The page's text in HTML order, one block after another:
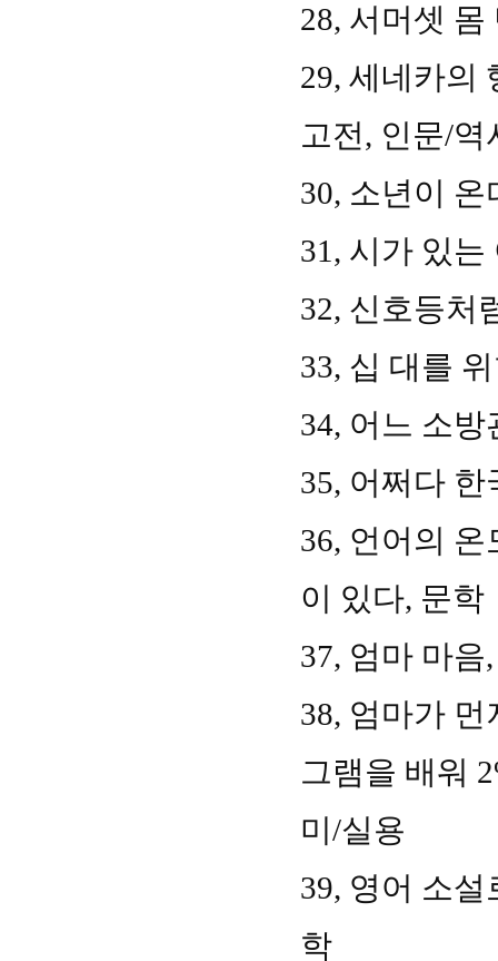
28, 서머셋 몸
29, 세네카의
고전, 인문/역
30, 소년이 온
31, 시가 있는
32, 신호등처
33, 십 대를
34, 어느 소방
35, 어쩌다 한
36, 언어의
이 있다, 문학
37, 엄마 마음
38, 엄마가
그램을 배워
미/실용
39, 영어 소
학